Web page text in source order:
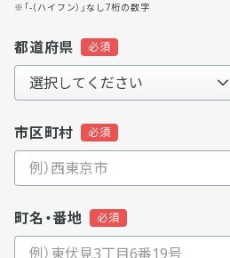
※「-（ハイフン）」なし7桁の数字
都道府県
市区町村
町名・番地